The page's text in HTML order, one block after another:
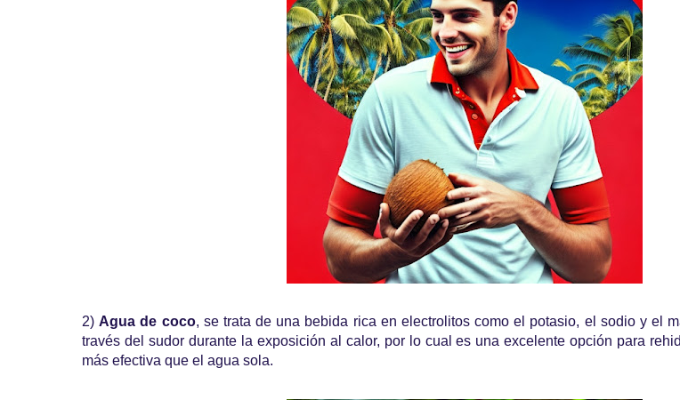
2)Agua de coco, se trata de una bebida rica en electrolitos como el potasio, el sodio y el
través del sudor durante la exposición al calor, por lo cual es una excelente opción para
más efectiva que el agua sola.